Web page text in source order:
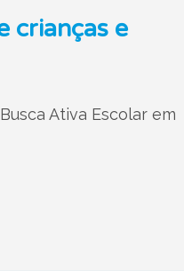
crianças e
Ativa Escolar em